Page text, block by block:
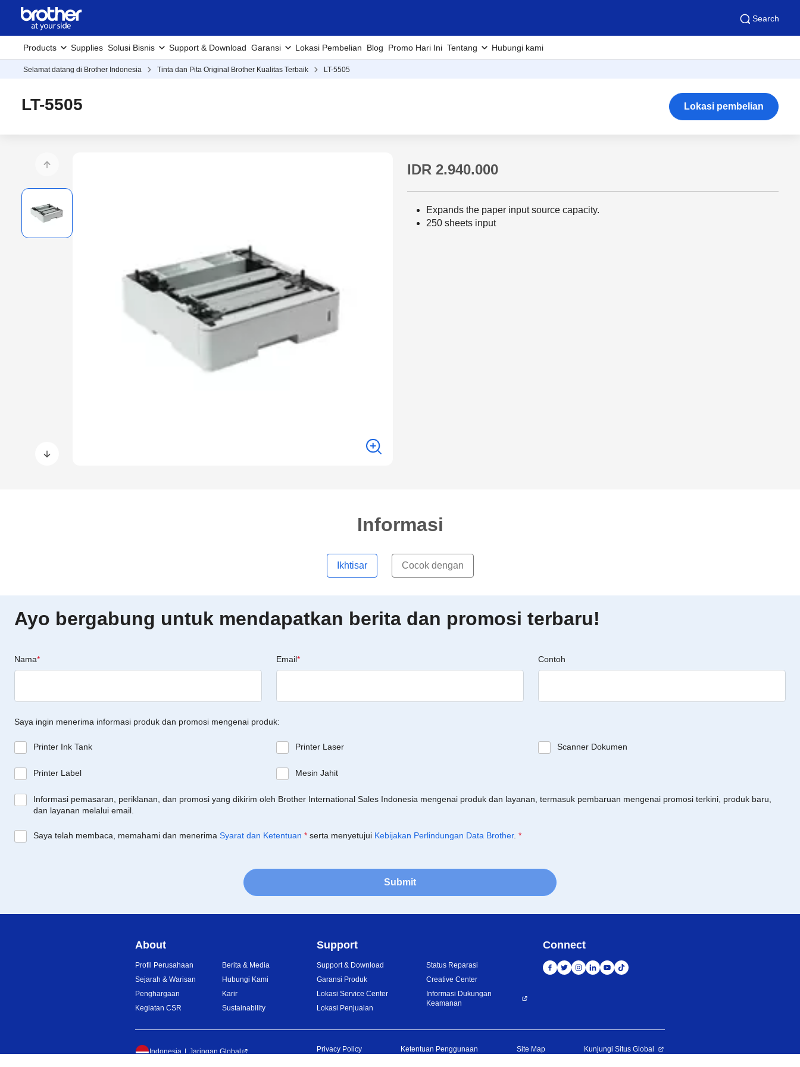
Search
Products Supplies Solusi Bisnis Support & Download Garansi Lokasi Pembelian Blog Promo Hari Ini Tentang Hubungi kami
Selamat datang di Brother Indonesia Tinta dan Pita Original Brother Kualitas Terbaik LT-5505
LT-5505 Lokasi pembelian
IDR 2.940.000
Expands the paper input source capacity.
250 sheets input
Informasi
Ikhtisar Cocok dengan
Ayo bergabung untuk mendapatkan berita dan promosi terbaru!
Nama* Email* Contoh
Saya ingin menerima informasi produk dan promosi mengenai produk:
Printer Ink Tank Printer Laser Scanner Dokumen
Printer Label Mesin Jahit
Informasi pemasaran, periklanan, dan promosi yang dikirim oleh Brother International Sales Indonesia mengenai produk dan layanan, termasuk pembaruan mengenai promosi terkini, produk baru,
dan layanan melalui email.
Saya telah membaca, memahami dan menerima Syarat dan Ketentuan * serta menyetujui Kebijakan Perlindungan Data Brother. *
Submit
About
Profil Perusahaan
Sejarah & Warisan
Penghargaan
Kegiatan CSR
Berita & Media
Hubungi Kami
Karir
Sustainability
Support
Support & Download
Garansi Produk
Lokasi Service Center
Lokasi Penjualan
Status Reparasi
Creative Center
Informasi Dukungan
Keamanan
Connect
Indonesia Jaringan Global Privacy Policy Ketentuan Penggunaan Site Map Kunjungi Situs Global